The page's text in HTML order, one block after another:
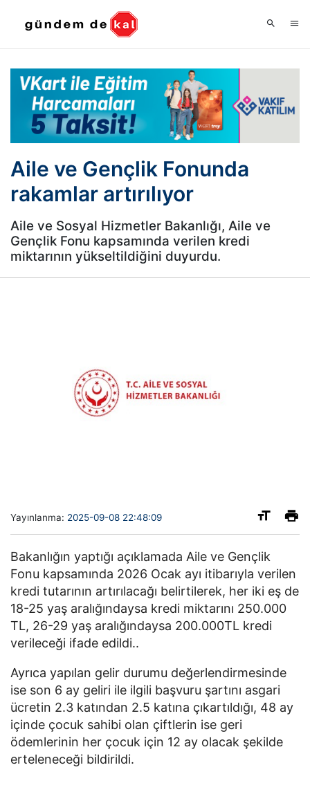
Aile ve Gençlik Fonunda
rakamlar artırılıyor
Aile ve Sosyal Hizmetler Bakanlığı, Aile ve
Gençlik Fonu kapsamında verilen kredi
miktarının yükseltildiğini duyurdu.
Yayınlanma: 2025-09-08 22:48:09
Bakanlığın yaptığı açıklamada Aile ve Gençlik
Fonu kapsamında 2026 Ocak ayı itibarıyla verilen
kredi tutarının artırılacağı belirtilerek, her iki eş de
18-25 yaş aralığındaysa kredi miktarını 250.000
TL, 26-29 yaş aralığındaysa 200.000TL kredi
verileceği ifade edildi..
Ayrıca yapılan gelir durumu değerlendirmesinde
ise son 6 ay geliri ile ilgili başvuru şartını asgari
ücretin 2.3 katından 2.5 katına çıkartıldığı, 48 ay
içinde çocuk sahibi olan çiftlerin ise geri
ödemlerinin her çocuk için 12 ay olacak şekilde
erteleneceği bildirildi.